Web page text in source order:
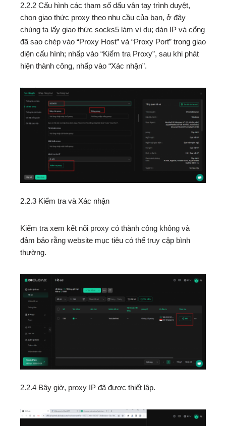
2.2.2 Cấu hình các tham số dấu vân tay trình duyệt,
chọn giao thức proxy theo nhu cầu của bạn, ở đây
chúng ta lấy giao thức socks5 làm ví dụ; dán IP và cổng
đã sao chép vào “Proxy Host” và “Proxy Port” trong giao
diện cấu hình; nhấp vào “Kiểm tra Proxy”, sau khi phát
hiện thành công, nhấp vào “Xác nhận”.
2.2.3 Kiểm tra và Xác nhận
Kiểm tra xem kết nối proxy có thành công không và
đảm bảo rằng website mục tiêu có thể truy cập bình
thường.
2.2.4 Bây giờ, proxy IP đã được thiết lập.